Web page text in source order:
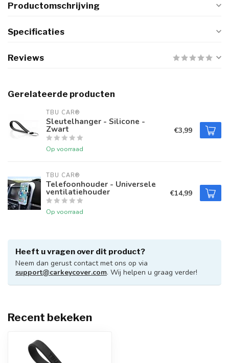
Productomschrijving
Specificaties
Reviews
Gerelateerde producten
TBU CAR®
Sleutelhanger - Silicone -
Zwart
Op voorraad
€3,99
TBU CAR®
Telefoonhouder - Universele
ventilatiehouder
Op voorraad
€14,99
Heeft u vragen over dit product?
Neem dan gerust contact met ons op via
support@carkeycover.com. Wij helpen u graag verder!
Recent bekeken